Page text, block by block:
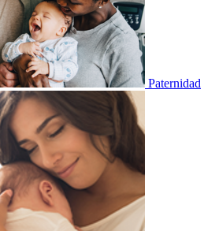
Paternidad